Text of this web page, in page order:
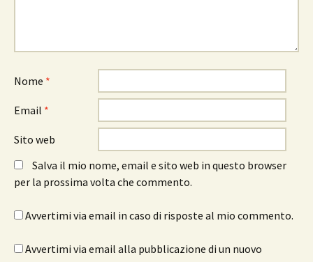
Nome *
Email *
Sito web
Salva il mio nome, email e sito web in questo browser
per la prossima volta che commento.
Avvertimi via email in caso di risposte al mio commento.
Avvertimi via email alla pubblicazione di un nuovo